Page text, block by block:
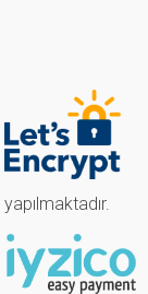
yapılmaktadır.